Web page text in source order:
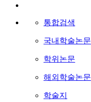
통합검색
국내학술논문
학위논문
해외학술논문
학술지